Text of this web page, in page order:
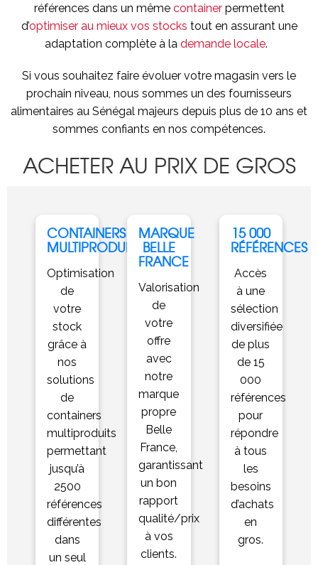
références dans un même containerpermettent
d’optimiser au mieux vos stocks tout en assurant une
adaptation complète à la demande locale.
Si vous souhaitez faire évoluer votre magasin vers le
prochain niveau, nous sommes un des fournisseurs
alimentaires au Sénégal majeurs depuis plus de 10 ans et
sommes confiants en nos compétences.
ACHETER AU PRIX DE GROS
CONTAINERS
MULTIPRODUITS
Optimisation
de
votre
stock
grâce à
nos
solutions
de
containers
multiproduits
permettant
jusqu’à
2500
références
différentes
dans
un seul
MARQUE
BELLE
FRANCE
Valorisation
de
votre
offre
avec
notre
marque
propre
Belle
France,
garantissant
un bon
rapport
qualité/prix
à vos
clients.
15 000
RÉFÉRENCES
Accès
à une
sélection
diversifiée
de plus
de 15
000
références
pour
répondre
à tous
les
besoins
d’achats
en
gros.